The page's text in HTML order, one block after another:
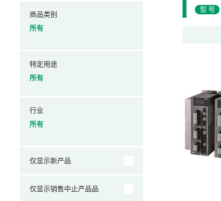
型号
商品类别
所有
特定用途
所有
行业
所有
仅显示新产品
仅显示销售中止产品品